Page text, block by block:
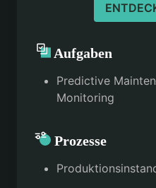
Aufgaben
Predictive
Monitoring
Prozesse